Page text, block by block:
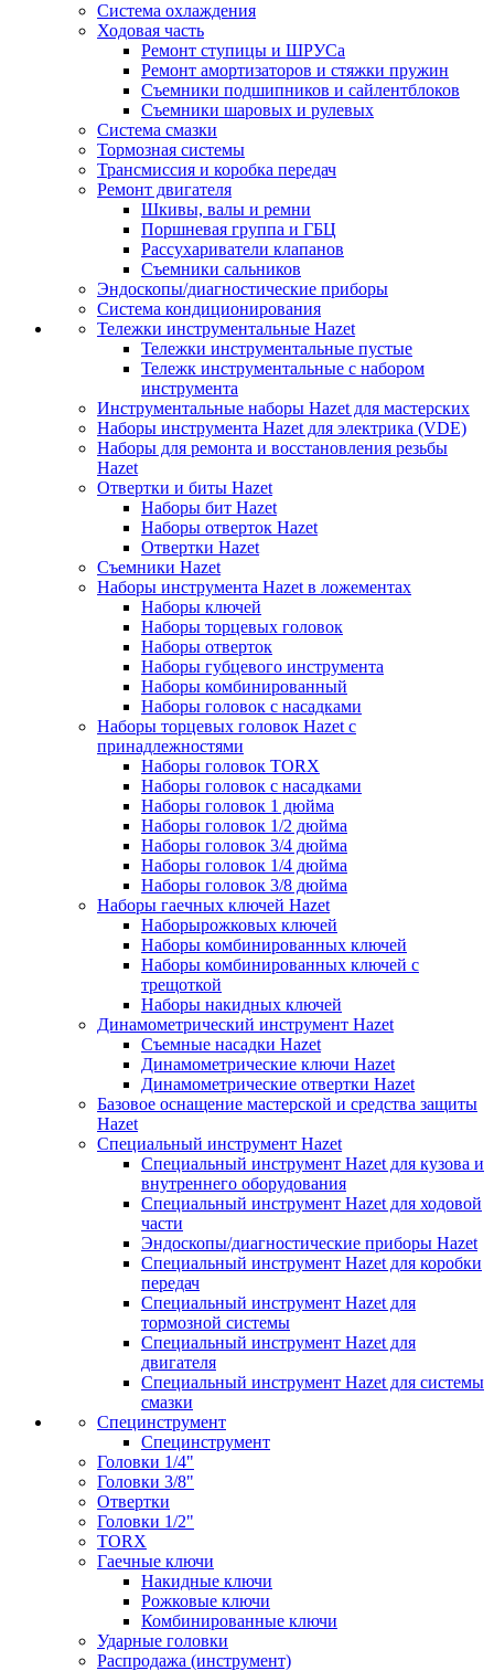
Система охлаждения
Ходовая часть
Ремонт ступицы и ШРУСа
Ремонт амортизаторов и стяжки пружин
Съемники подшипников и сайлентблоков
Съемники шаровых и рулевых
Система смазки
Тормозная системы
Трансмиссия и коробка передач
Ремонт двигателя
Шкивы, валы и ремни
Поршневая группа и ГБЦ
Рассухариватели клапанов
Съемники сальников
Эндоскопы/диагностические приборы
Система кондиционирования
Тележки инструментальные Hazet
Тележки инструментальные пустые
Тележк инструментальные с набором
инструмента
Инструментальные наборы Hazet для мастерских
Наборы инструмента Hazet для электрика (VDE)
Наборы для ремонта и восстановления резьбы
Hazet
Отвертки и биты Hazet
Наборы бит Hazet
Наборы отверток Hazet
Отвертки Hazet
Съемники Hazet
Наборы инструмента Hazet в ложементах
Наборы ключей
Наборы торцевых головок
Наборы отверток
Наборы губцевого инструмента
Наборы комбинированный
Наборы головок с насадками
Наборы торцевых головок Hazet с
принадлежностями
Наборы головок TORX
Наборы головок с насадками
Наборы головок 1 дюйма
Наборы головок 1/2 дюйма
Наборы головок 3/4 дюйма
Наборы головок 1/4 дюйма
Наборы головок 3/8 дюйма
Наборы гаечных ключей Hazet
Наборырожковых ключей
Наборы комбинированных ключей
Наборы комбинированных ключей с
трещоткой
Наборы накидных ключей
Динамометрический инструмент Hazet
Съемные насадки Hazet
Динамометрические ключи Hazet
Динамометрические отвертки Hazet
Базовое оснащение мастерской и средства защиты
Hazet
Специальный инструмент Hazet
Специальный инструмент Hazet для кузова и
внутреннего оборудования
Специальный инструмент Hazet для ходовой
части
Эндоскопы/диагностические приборы Hazet
Специальный инструмент Hazet для коробки
передач
Специальный инструмент Hazet для
тормозной системы
Специальный инструмент Hazet для
двигателя
Специальный инструмент Hazet для системы
смазки
Специнструмент
Специнструмент
Головки 1/4"
Головки 3/8"
Отвертки
Головки 1/2"
TORX
Гаечные ключи
Накидные ключи
Рожковые ключи
Комбинированные ключи
Ударные головки
Распродажа (инструмент)